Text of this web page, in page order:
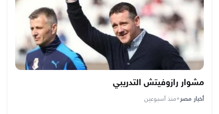
مشوار رازوفيتش التدريبي
أخبار مصر•منذ أسبوعين